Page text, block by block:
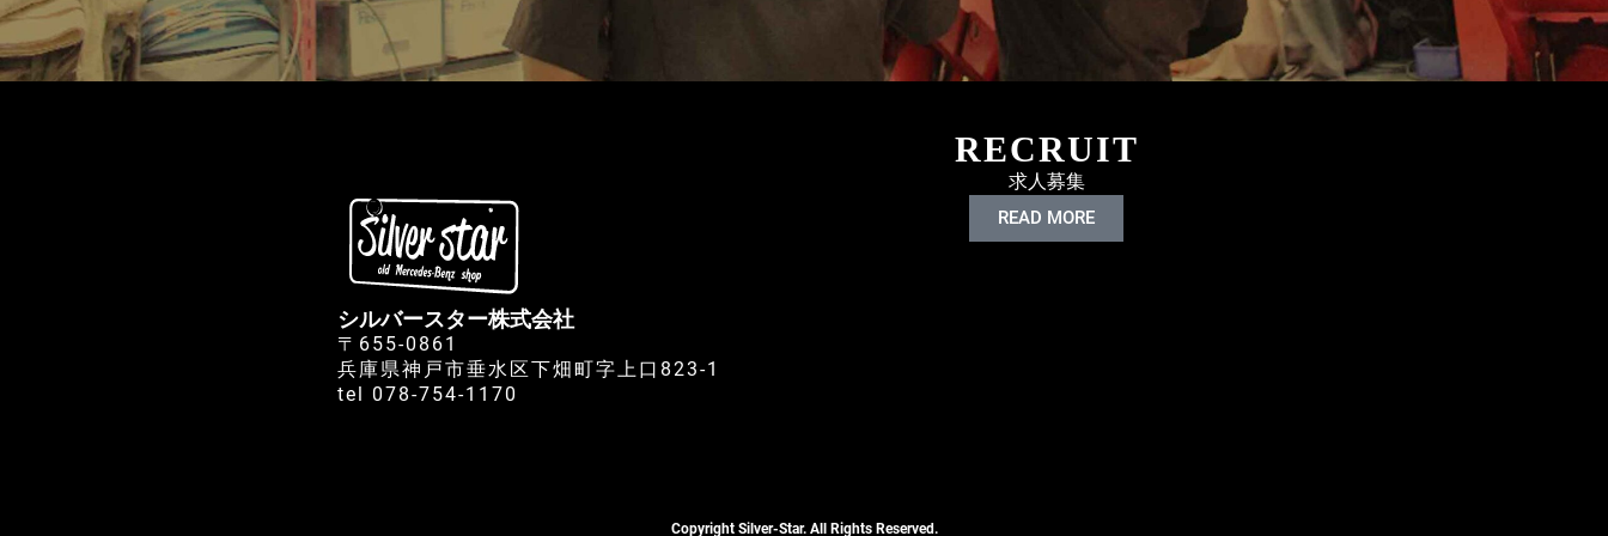
シルバースター株式会社
〒655-0861
兵庫県神戸市垂水区下畑町字上口823-1
tel 078-754-1170
RECRUIT
求人募集
READ MORE
Copyright Silver-Star. All Rights Reserved.